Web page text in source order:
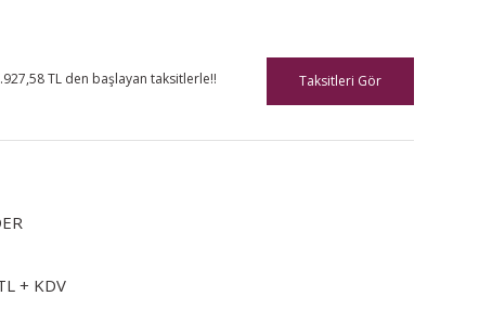
TL den başlayan taksitlerle!! Taksitleri Gör
+ KDV